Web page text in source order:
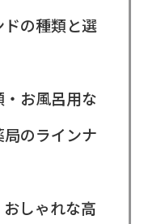
ドの種類と選
・お風呂用な
のラインナ
しゃれな高